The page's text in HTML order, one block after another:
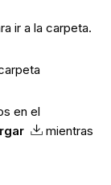
ir a la carpeta.
en el
mientras